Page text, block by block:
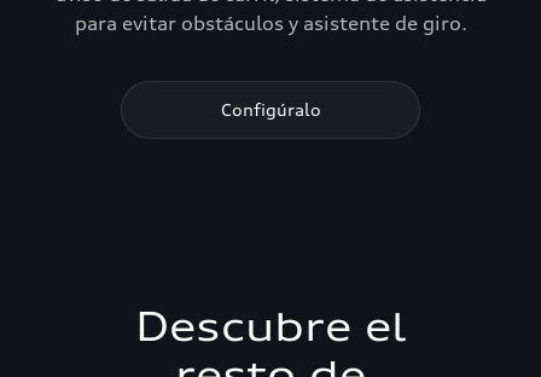
para evitar obstáculos y asistente de giro.
Configúralo
Descubre el